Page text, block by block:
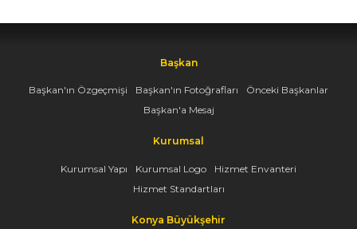
Başkan
Başkan'ın Özgeçmişi Başkan'ın Fotoğrafları
Önceki Başkanlar
Başkan'a Mesaj
Kurumsal
Kurumsal Yapı Kurumsal Logo
Hizmet Envanteri
Hizmet Standartları
Konya Büyükşehir